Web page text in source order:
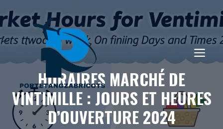
au
HORAIRES MARCHÉ DE
VINTIMILLE : JOURS ET HEURES
D’OUVERTURE 2024